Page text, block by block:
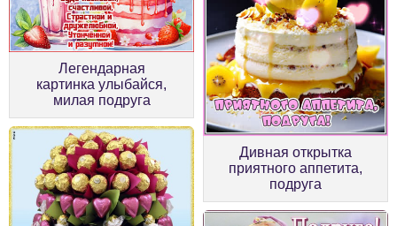
Легендарная
картинка улыбайся,
милая подруга
Дивная открытка
приятного аппетита,
подруга